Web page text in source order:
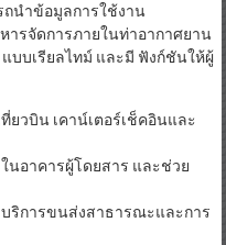
รถนำข้อมูลการใช้งาน
ารจัดการภายในท่าอากาศยาน
บบเรียลไทม์ และมี ฟังก์ชันให้ผู้
ยวบิน เคาน์เตอร์เช็คอินและ
นอาคารผู้โดยสาร และช่วย
บริการขนส่งสาธารณะและการ